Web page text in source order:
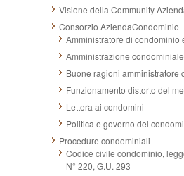
Visione della Community
Consorzio AziendaCondominio
Amministratore di condominio
Amministrazione
Buone ragioni amministratore
Funzionamento distorto del
Lettera ai condomini
Politica e governo del
Procedure condominiali
Codice civile condominio,
N° 220, G.U. 293